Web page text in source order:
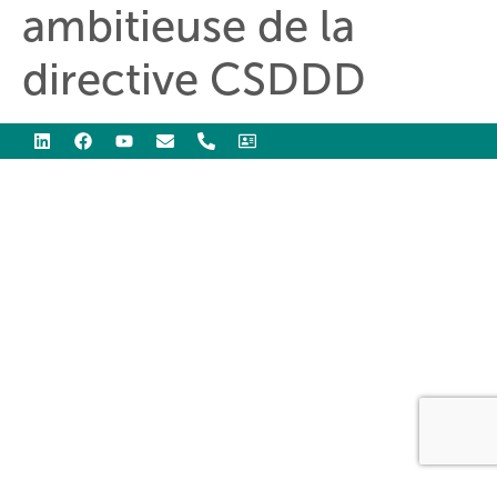
ambitieuse de la
directive CSDDD